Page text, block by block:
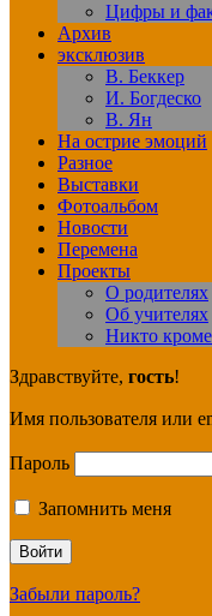
Цифры и
Архив
эксклюзив
В. Беккер
И. Богдеско
В. Ян
На острие эмоций
Разное
Выставки
Фотоальбом
Новости
Перемена
Проекты
О родителях
Об учителях
Никто кроме
Здравствуйте, гость!
Имя пользователя или
Пароль
Запомнить меня
Забыли пароль?